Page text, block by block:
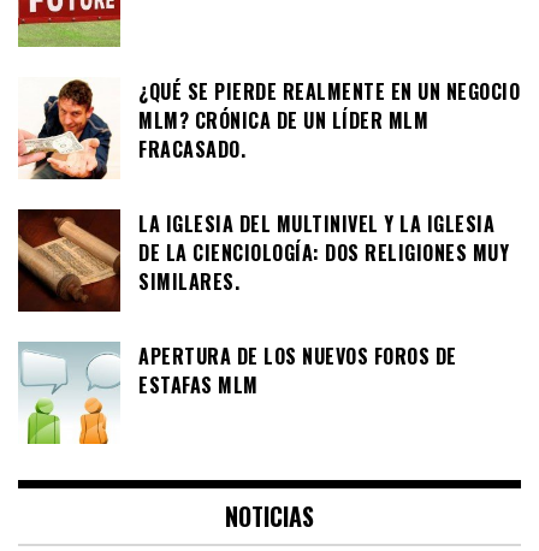
¿QUÉ SE PIERDE REALMENTE EN UN NEGOCIO
MLM? CRÓNICA DE UN LÍDER MLM
FRACASADO.
LA IGLESIA DEL MULTINIVEL Y LA IGLESIA
DE LA CIENCIOLOGÍA: DOS RELIGIONES MUY
SIMILARES.
APERTURA DE LOS NUEVOS FOROS DE
ESTAFAS MLM
NOTICIAS